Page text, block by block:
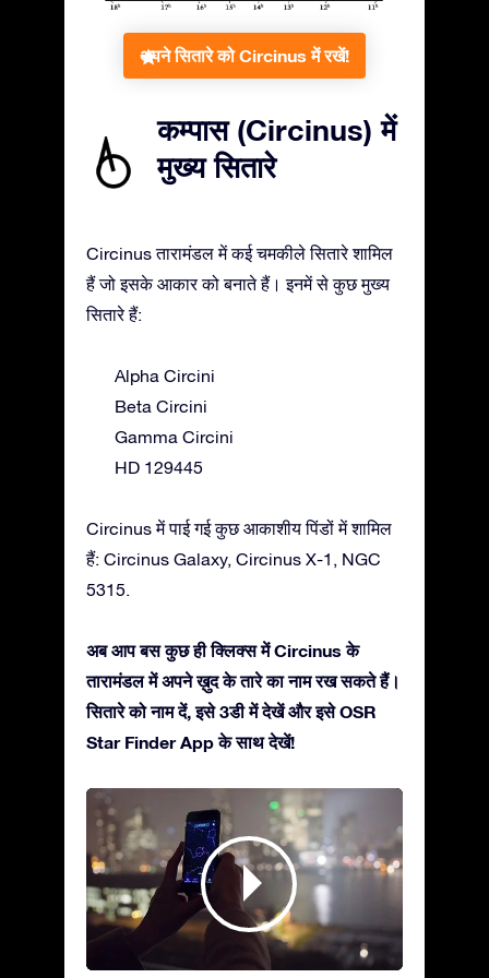
अपने सितारे को Circinus में रखें!
कम्पास (Circinus) में
मुख्य सितारे
Circinus तारामंडल में कई चमकीले सितारे शामिल
हैं जो इसके आकार को बनाते हैं। इनमें से कुछ मुख्य
सितारे हैं:
Alpha Circini
Beta Circini
Gamma Circini
HD 129445
Circinus में पाई गई कुछ आकाशीय पिंडों में शामिल
हैं: Circinus Galaxy, Circinus X-1, NGC
5315.
अब आप बस कुछ ही क्लिक्स में Circinus के
तारामंडल में अपने ख़ुद के तारे का नाम रख सकते हैं।
सितारे को नाम दें, इसे 3डी में देखें और इसे OSR
Star Finder App के साथ देखें!